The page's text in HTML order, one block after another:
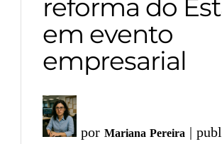
reforma do
em evento
empresarial
por Mariana Pereira |